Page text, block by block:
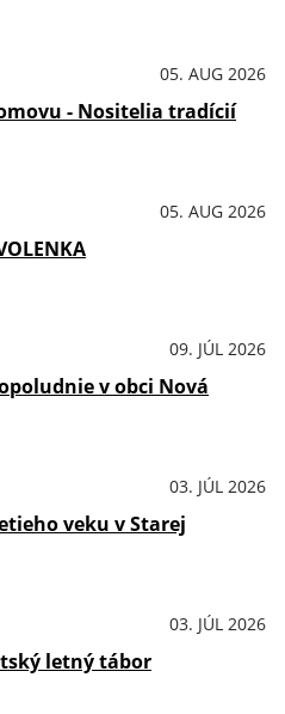
05. AUG 2026
- Nositelia tradícií
05. AUG 2026
09. JÚL 2026
v obci Nová
03. JÚL 2026
veku v Starej
03. JÚL 2026
letný tábor